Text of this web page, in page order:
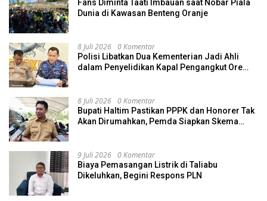
Fans Diminta Taati Imbauan saat Nobar Piala
Dunia di Kawasan Benteng Oranje
8 Juli 2026 0 Komentar
Polisi Libatkan Dua Kementerian Jadi Ahli
dalam Penyelidikan Kapal Pengangkut Ore
8 Juli 2026 0 Komentar
Bupati Haltim Pastikan PPPK dan Honorer Tak
Akan Dirumahkan, Pemda Siapkan Skema
9 Juli 2026 0 Komentar
Biaya Pemasangan Listrik di Taliabu
Dikeluhkan, Begini Respons PLN